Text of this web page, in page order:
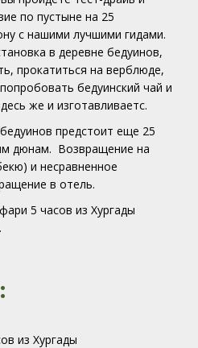
по пустыне на 25
с нашими лучшими гидами.
в деревне бедуинов,
прокатиться на верблюде,
бедуинский чай и
же и изготавливаетс.
предстоит еще 25
дюнам. Возвращение на
и несравненное
в отель.
5 часов из Хургады
из Хургады